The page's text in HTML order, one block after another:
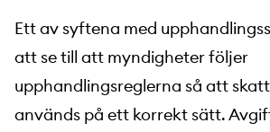
Ett av syftena med
att se till att myndigheter följer
upphandlingsreglerna så att
används på ett korrekt sätt.